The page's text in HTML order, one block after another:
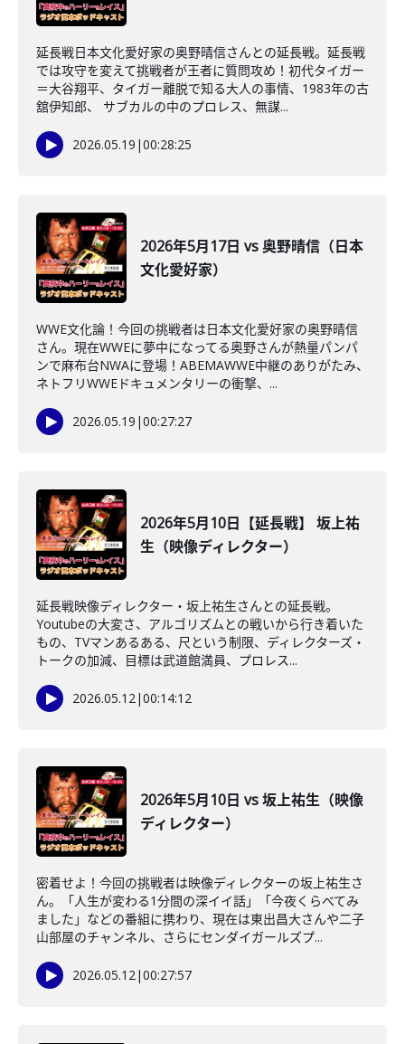
延長戦日本文化愛好家の奥野晴信さんとの延長戦。延長戦
では攻守を変えて挑戦者が王者に質問攻め！初代タイガー
＝大谷翔平、タイガー離脱で知る大人の事情、1983年の古
舘伊知郎、 サブカルの中のプロレス、無謀...
2026.05.19 |00:28:25
2026年5月17日 vs 奥野晴信（日本
文化愛好家）
WWE文化論！今回の挑戦者は日本文化愛好家の奥野晴信
さん。現在WWEに夢中になってる奥野さんが熱量パンパ
ンで麻布台NWAに登場！ABEMAWWE中継のありがたみ、
ネトフリWWEドキュメンタリーの衝撃、...
2026.05.19 |00:27:27
2026年5月10日【延長戦】 坂上祐
生（映像ディレクター）
延長戦映像ディレクター・坂上祐生さんとの延長戦。
Youtubeの大変さ、アルゴリズムとの戦いから行き着いた
もの、TVマンあるある、尺という制限、ディレクターズ・
トークの加減、目標は武道館満員、プロレス...
2026.05.12|00:14:12
2026年5月10日 vs 坂上祐生（映像
ディレクター）
密着せよ！今回の挑戦者は映像ディレクターの坂上祐生さ
ん。「人生が変わる1分間の深イイ話」「今夜くらべてみ
ました」などの番組に携わり、現在は東出昌大さんや二子
山部屋のチャンネル、さらにセンダイガールズプ...
2026.05.12|00:27:57